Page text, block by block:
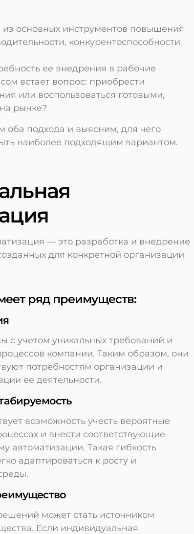
основных инструментов повышения
конкурентоспособности
ее внедрения в рабочие
встает вопрос: приобрести
или воспользоваться готовыми,
рынке?
оба подхода и выясним, для чего
наиболее подходящим вариантом.
— это разработка и внедрение
для конкретной организации
ряд преимуществ:
с учетом уникальных требований и
компании. Таким образом, они
потребностям организации и
ее деятельности.
возможность учесть вероятные
и внести соответствующие
автоматизации. Такая гибкость
адаптироваться к росту и
может стать источником
Если индивидуальная